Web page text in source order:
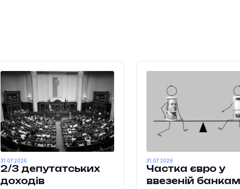
2/3 депутатських
доходів
31.07.2026
Частка євро у
ввезеній
31.07.2026